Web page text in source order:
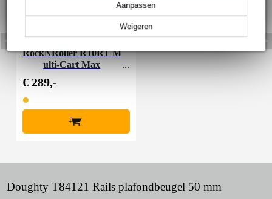
Weigeren
Aanpassen
RockNRoller R10RT M
ulti-Cart Max
€ 289,-
+
Doughty T84121 Rails plafondbeugel 50 mm